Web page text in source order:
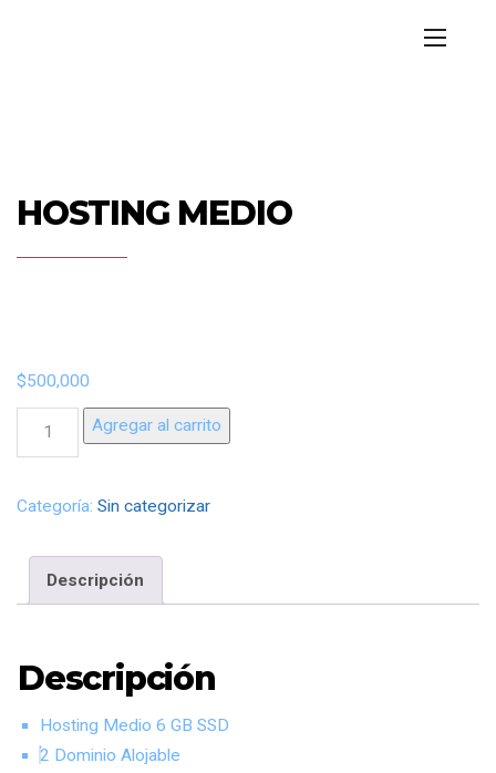
HOSTING MEDIO
$500,000
HOSTING Agregar al carrito
Categoría: Sin categorizar
Descripción
Descripción
Hosting Medio 6 GB SSD
2 Dominio Alojable